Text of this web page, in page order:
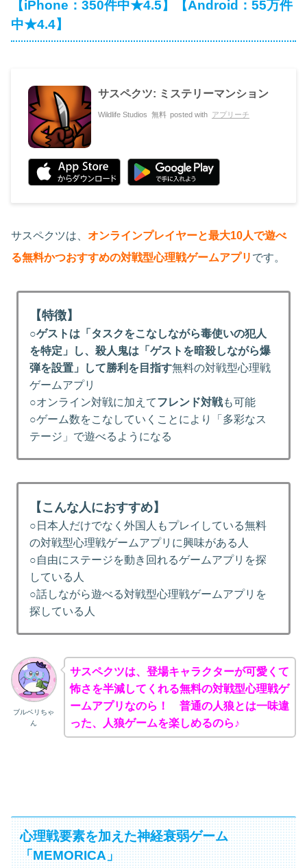
【iPhone：350件中★4.5】【Android：55万件
中★4.4】
サスペクツ: ミステリーマンション
Wildlife Studios 無料 posted with アプリーチ
サスペクツは、 オンラインプレイヤーと最大10人で遊べ
る無料かつおすすめの対戦型心理戦ゲームアプリ です。
【特徴】
○ゲストは「タスクをこなしながら毒使いの犯人
を特定」し、殺人鬼は「ゲストを暗殺しながら爆
弾を設置」して勝利を目指す無料の対戦型心理戦
ゲームアプリ
○オンライン対戦に加えてフレンド対戦も可能
○ゲーム数をこなしていくことにより「多彩なス
テージ」で遊べるようになる
【こんな人におすすめ】
○日本人だけでなく外国人もプレイしている無料
の対戦型心理戦ゲームアプリに興味がある人
○自由にステージを動き回れるゲームアプリを探
している人
○話しながら遊べる対戦型心理戦ゲームアプリを
探している人
ブルベリちゃ
ん
サスペクツは、登場キャラクターが可愛くて
怖さを半減してくれる無料の対戦型心理戦ゲ
ームアプリなのら！ 普通の人狼とは一味違
った、人狼ゲームを楽しめるのら♪
心理戦要素を加えた神経衰弱ゲーム
「MEMORICA」